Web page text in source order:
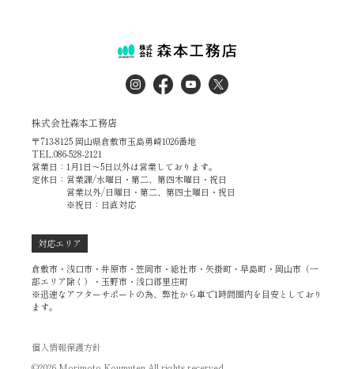
株式会社森本工務店
〒713-8125 岡山県倉敷市玉島勇崎1026番地
TEL.086-528-2121
営業日：1月1日～5日以外は営業しております。
定休日：営業課/水曜日・第二、第四木曜日・祝日
営業以外/日曜日・第二、第四土曜日・祝日
※祝日：日直対応
対応エリア
倉敷市・浅口市・井原市・笠岡市・総社市・矢掛町・早島町・岡山市（一
部エリア除く）・玉野市・浅口郡里庄町
※迅速なアフターサポートの為、弊社から車で1時間圏内を目安としており
ます。
個人情報保護方針